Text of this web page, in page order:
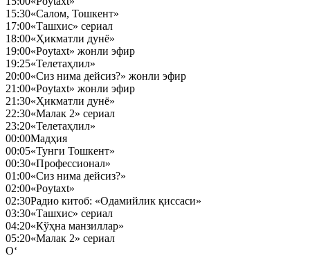
15:30«Салом, Тошкент»
17:00«Ташхис» сериал
18:00«Ҳикматли дунё»
19:00«Poytaxt» жонли эфир
19:25«Телетаҳлил»
20:00«Сиз нима дейсиз?» жонли эфир
21:00«Poytaxt» жонли эфир
21:30«Ҳикматли дунё»
22:30«Малак 2» сериал
23:20«Телетаҳлил»
00:00Мадҳия
00:05«Тунги Тошкент»
00:30«Профессионал»
01:00«Сиз нима дейсиз?»
02:00«Poytaxt»
02:30Радио китоб: «Одамийлик қиссаси»
03:30«Ташхис» сериал
04:20«Кўҳна манзиллар»
05:20«Малак 2» сериал
O‘